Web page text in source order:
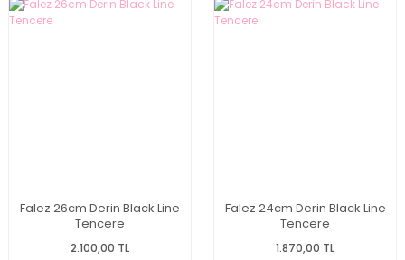
Falez 26cm Derin Black Line
Tencere
2.100,00 TL
Falez 24cm Derin Black Line
Tencere
1.870,00 TL